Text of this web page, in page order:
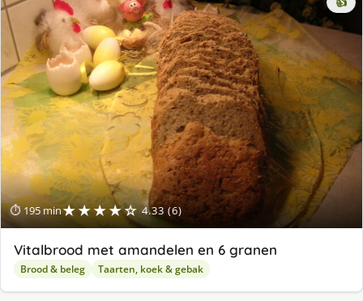
⏱ 195 min★★★★☆ 4.33 (6)
Vitalbrood met amandelen en 6 granen
Brood & beleg Taarten, koek & gebak